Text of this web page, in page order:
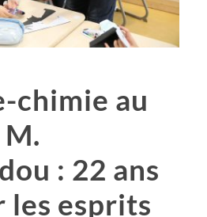
chimie au
M.
: 22 ans
les esprits